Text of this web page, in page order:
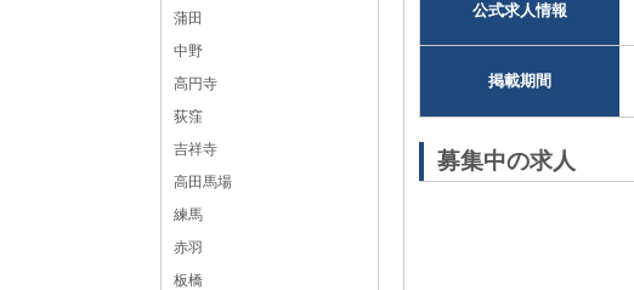
蒲田
中野
高円寺
荻窪
吉祥寺
高田馬場
練馬
赤羽
板橋
公式求人情報
掲載期間
募集中の求人